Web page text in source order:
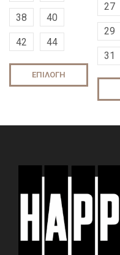
38 40
42 44
ΕΠΙΛΟΓΉ
27
29
31